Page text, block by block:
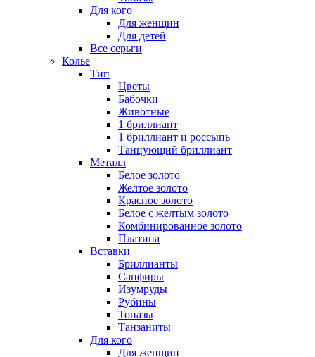
Для кого
Для женщин
Для детей
Все серьги
Колье
Тип
Цветы
Бабочки
Животные
1 бриллиант
1 бриллиант и россыпь
Танцующий бриллиант
Металл
Белое золото
Желтое золото
Красное золото
Белое с желтым золото
Комбинированное золото
Платина
Вставки
Бриллианты
Сапфиры
Изумруды
Рубины
Топазы
Танзаниты
Для кого
Для женщин